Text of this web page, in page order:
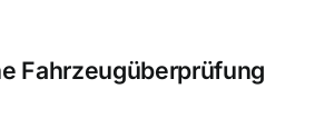
Fahrzeugüberprüfung